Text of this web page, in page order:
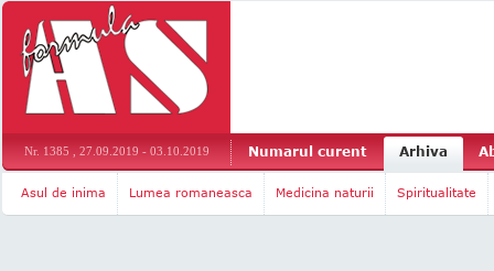
Nr. 1385 , 27.09.2019 - 03.10.2019 Numarul curent Arhiva
Asul de inima Lumea romaneasca Medicina naturii Spiritualitate